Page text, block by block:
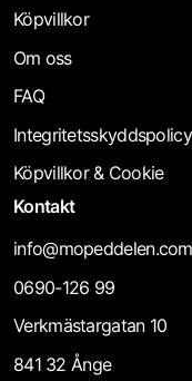
Köpvillkor
Om oss
FAQ
Integritetsskyddspolicy
Köpvillkor & Cookie
Kontakt
info@mopeddelen.com
0690-126 99
Verkmästargatan 10
841 32 Ånge